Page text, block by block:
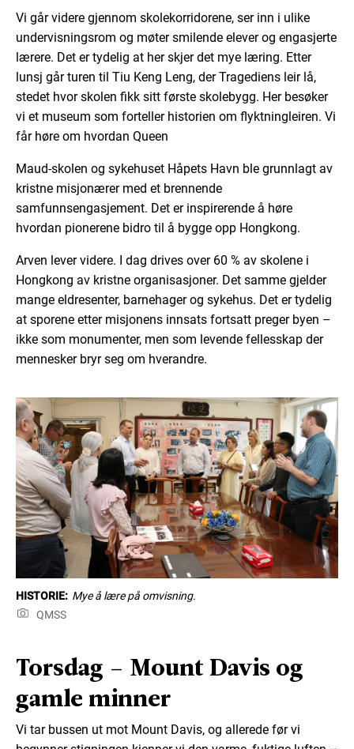
Vi går videre gjennom skolekorridorene, ser inn i ulike
undervisningsrom og møter smilende elever og engasjerte
lærere. Det er tydelig at her skjer det mye læring. Etter
lunsj går turen til Tiu Keng Leng, der Tragediens leir lå,
stedet hvor skolen fikk sitt første skolebygg. Her besøker
vi et museum som forteller historien om flyktningleiren. Vi
får høre om hvordan Queen
Maud-skolen og sykehuset Håpets Havn ble grunnlagt av
kristne misjonærer med et brennende
samfunnsengasjement. Det er inspirerende å høre
hvordan pionerene bidro til å bygge opp Hongkong.
Arven lever videre. I dag drives over 60 % av skolene i
Hongkong av kristne organisasjoner. Det samme gjelder
mange eldresenter, barnehager og sykehus. Det er tydelig
at sporene etter misjonens innsats fortsatt preger byen –
ikke som monumenter, men som levende fellesskap der
mennesker bryr seg om hverandre.
HISTORIE: Mye å lære på omvisning.
QMSS
Torsdag – Mount Davis og
gamle minner
Vi tar bussen ut mot Mount Davis, og allerede før vi